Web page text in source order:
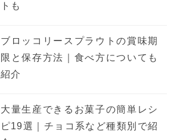
トも
ブロッコリースプラウトの賞味期
限と保存方法｜食べ方についても
紹介
大量生産できるお菓子の簡単レシ
ピ19選｜チョコ系など種類別で紹